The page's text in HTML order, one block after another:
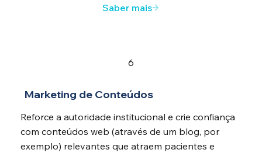
Saber mais
6
Marketing de Conteúdos
Reforce a autoridade institucional e crie confiança
com conteúdos web (através de um blog, por
exemplo) relevantes que atraem pacientes e